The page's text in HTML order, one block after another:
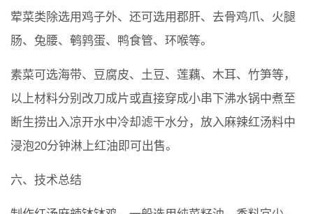
荤菜类除选用鸡子外、还可选用郡肝、去骨鸡爪、火腿
肠、兔腰、鹌鹑蛋、鸭食管、环喉等。
素菜可选海带、豆腐皮、土豆、莲藕、木耳、竹笋等，
以上材料分别改刀成片或直接穿成小串下沸水锅中煮至
断生捞出入凉开水中冷却滤干水分，放入麻辣红汤料中
浸泡20分钟淋上红油即可出售。
六、技术总结